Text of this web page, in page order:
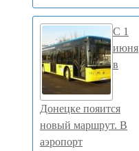
С 1
июня
в
Донецке пояится
новый маршрут. В
аэропорт